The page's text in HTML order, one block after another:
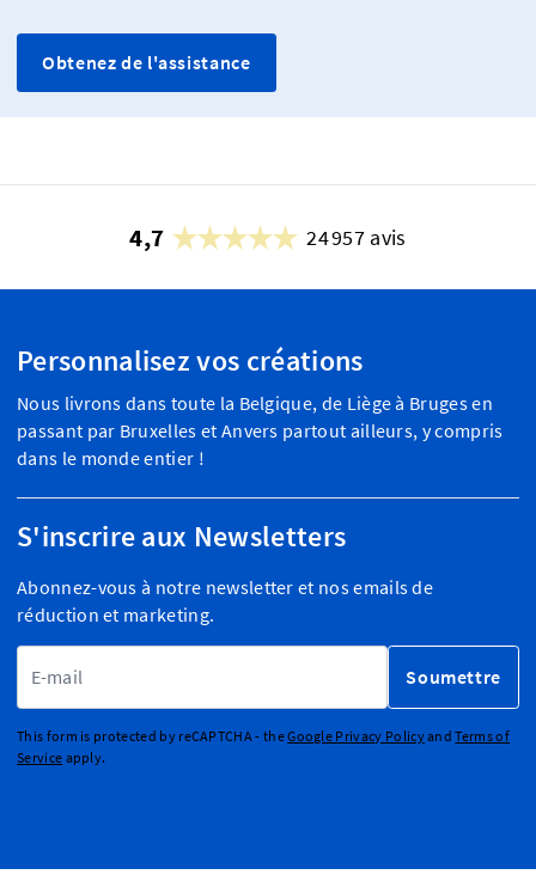
Obtenez de l'assistance
4,7 24 957 avis
Personnalisez vos créations
Nous livrons dans toute la Belgique, de Liège à Bruges en
passant par Bruxelles et Anvers partout ailleurs, y compris
dans le monde entier !
S'inscrire aux Newsletters
Abonnez-vous à notre newsletter et nos emails de
réduction et marketing.
Soumettre
This form is protected by reCAPTCHA - theGoogle Privacy PolicyandTerms of
Service apply.